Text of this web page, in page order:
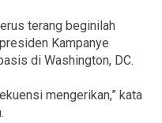
terang beginilah
Kampanye
di Washington, DC.
mengerikan,” kata